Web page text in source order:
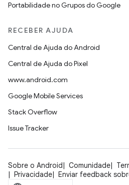
Portabilidade no Grupos do Google
RECEBER AJUDA
Central de Ajuda do Android
Central de Ajuda do Pixel
www.android.com
Google Mobile Services
Stack Overflow
Issue Tracker
Sobre o Android Comunidade
Privacidade
Enviar feedback